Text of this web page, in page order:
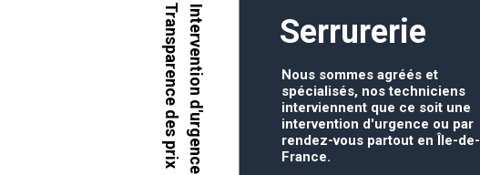
Serrurerie
Nous sommes agréés et
spécialisés, nos techniciens
interviennent que ce soit une
intervention d'urgence ou par
rendez-vous partout en Île-de-
France.
Transparence des prixIntervention d'urgence